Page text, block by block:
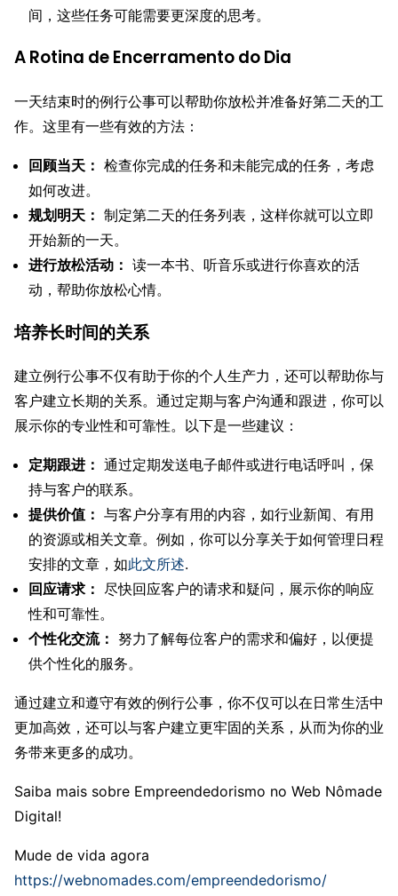
间，这些任务可能需要更深度的思考。
A Rotina de Encerramento do Dia
一天结束时的例行公事可以帮助你放松并准备好第二天的工
作。这里有一些有效的方法：
回顾当天： 检查你完成的任务和未能完成的任务，考虑
如何改进。
规划明天： 制定第二天的任务列表，这样你就可以立即
开始新的一天。
进行放松活动： 读一本书、听音乐或进行你喜欢的活
动，帮助你放松心情。
培养长时间的关系
建立例行公事不仅有助于你的个人生产力，还可以帮助你与
客户建立长期的关系。通过定期与客户沟通和跟进，你可以
展示你的专业性和可靠性。以下是一些建议：
定期跟进： 通过定期发送电子邮件或进行电话呼叫，保
持与客户的联系。
提供价值： 与客户分享有用的内容，如行业新闻、有用
的资源或相关文章。例如，你可以分享关于如何管理日程
安排的文章，如此文所述.
回应请求： 尽快回应客户的请求和疑问，展示你的响应
性和可靠性。
个性化交流： 努力了解每位客户的需求和偏好，以便提
供个性化的服务。
通过建立和遵守有效的例行公事，你不仅可以在日常生活中
更加高效，还可以与客户建立更牢固的关系，从而为你的业
务带来更多的成功。
Saiba mais sobre Empreendedorismo no Web Nômade
Digital!
Mude de vida agora
https://webnomades.com/empreendedorismo/